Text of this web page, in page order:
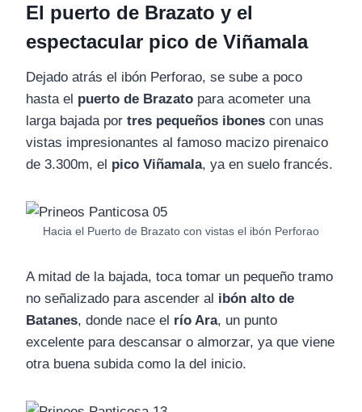
El puerto de Brazato y el
espectacular pico de Viñamala
Dejado atrás el ibón Perforao, se sube a poco
hasta el puerto de Brazato para acometer una
larga bajada por tres pequeños ibones con unas
vistas impresionantes al famoso macizo pirenaico
de 3.300m, el pico Viñamala, ya en suelo francés.
Hacia el Puerto de Brazato con vistas el ibón Perforao
A mitad de la bajada, toca tomar un pequeño tramo
no señalizado para ascender al ibón alto de
Batanes, donde nace el río Ara, un punto
excelente para descansar o almorzar, ya que viene
otra buena subida como la del inicio.